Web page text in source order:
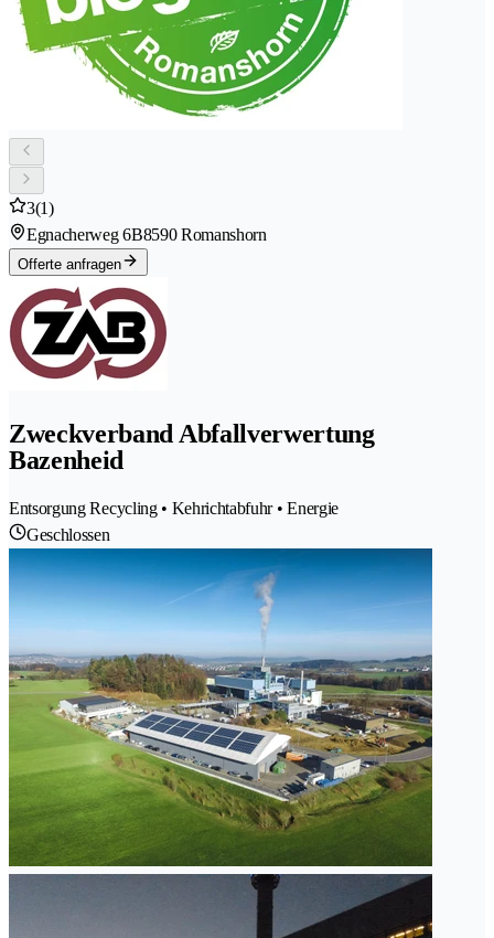
3(1)
Egnacherweg 6B8590 Romanshorn
Offerte anfragen
Zweckverband Abfallverwertung
Bazenheid
Entsorgung Recycling • Kehrichtabfuhr • Energie
Geschlossen